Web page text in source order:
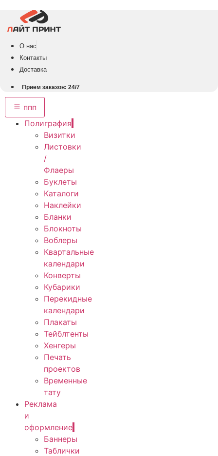
содержимому
О нас
Контакты
Доставка
Прием заказов: 24/7
ппп
Полиграфия
Визитки
Листовки
/
Флаеры
Буклеты
Каталоги
Наклейки
Бланки
Блокноты
Воблеры
Квартальные
календари
Конверты
Кубарики
Перекидные
календари
Плакаты
Тейблтенты
Хенгеры
Печать
проектов
Временные
тату
Реклама
и
оформление
Баннеры
Таблички